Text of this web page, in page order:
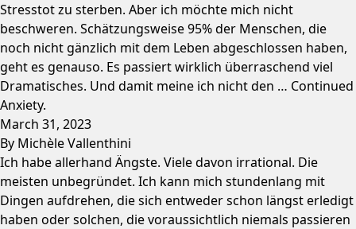
Stresstot zu sterben. Aber ich möchte mich nicht
beschweren. Schätzungsweise 95% der Menschen, die
noch nicht gänzlich mit dem Leben abgeschlossen haben,
geht es genauso. Es passiert wirklich überraschend viel
Dramatisches. Und damit meine ich nicht den … Continued
Anxiety.
March 31, 2023
By Michèle Vallenthini
Ich habe allerhand Ängste. Viele davon irrational. Die
meisten unbegründet. Ich kann mich stundenlang mit
Dingen aufdrehen, die sich entweder schon längst erledigt
haben oder solchen, die voraussichtlich niemals passieren